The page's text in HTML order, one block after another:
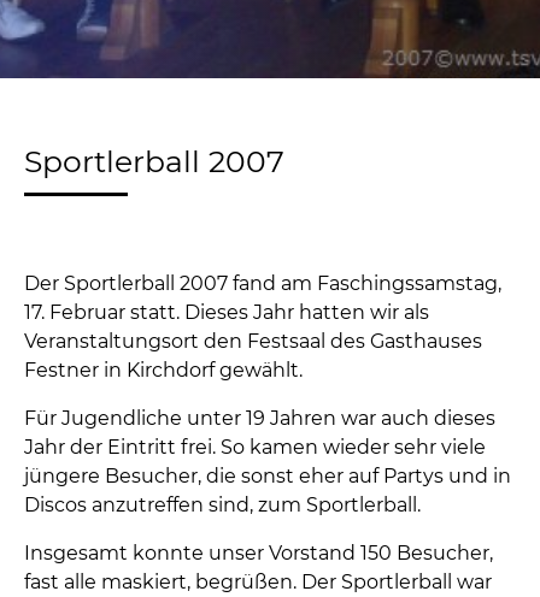
Sportlerball 2007
Der Sportlerball 2007 fand am Faschingssamstag,
17. Februar statt. Dieses Jahr hatten wir als
Veranstaltungsort den Festsaal des Gasthauses
Festner in Kirchdorf gewählt.
Für Jugendliche unter 19 Jahren war auch dieses
Jahr der Eintritt frei. So kamen wieder sehr viele
jüngere Besucher, die sonst eher auf Partys und in
Discos anzutreffen sind, zum Sportlerball.
Insgesamt konnte unser Vorstand 150 Besucher,
fast alle maskiert, begrüßen. Der Sportlerball war